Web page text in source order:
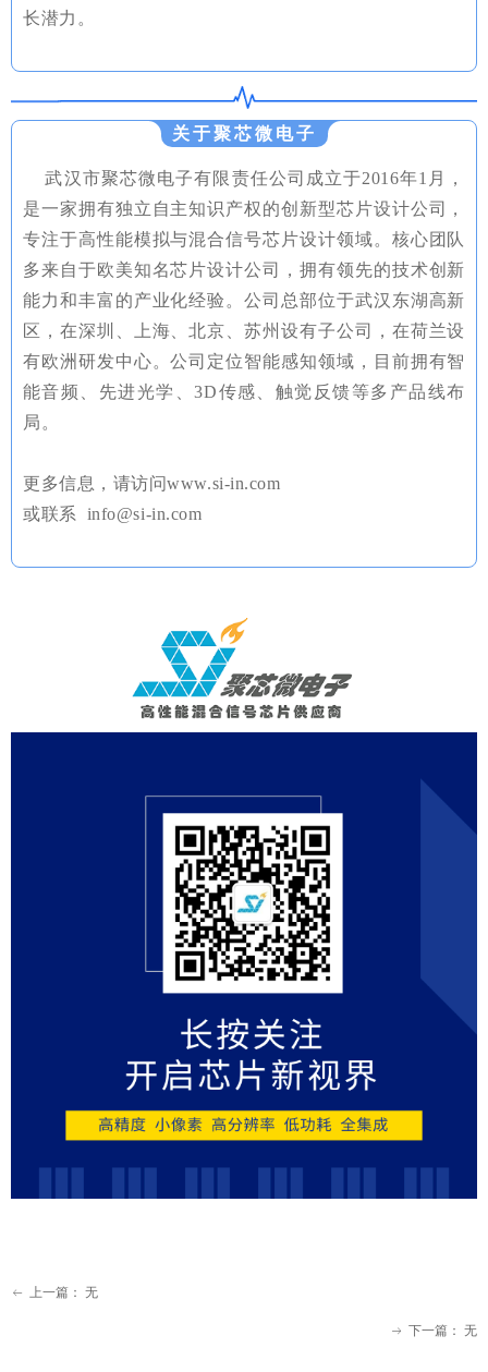
长潜力。
关于聚芯微电子
武汉市聚芯微电子有限责任公司成立于2016年1月，
是一家拥有独立自主知识产权的创新型芯片设计公司，
专注于高性能模拟与混合信号芯片设计领域。核心团队
多来自于欧美知名芯片设计公司，拥有领先的技术创新
能力和丰富的产业化经验。公司总部位于武汉东湖高新
区，在深圳、上海、北京、苏州设有子公司，在荷兰设
有欧洲研发中心。公司定位智能感知领域，目前拥有智
能音频、先进光学、3D传感、触觉反馈等多产品线布
局。
更多信息，请访问www.si-in.com
或联系 info@si-in.com
ꂃ 上一篇： 无
ꁹ 下一篇： 无